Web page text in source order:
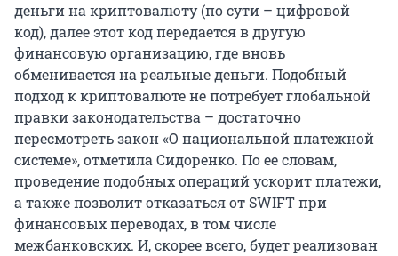
деньги на криптовалюту (по сути – цифровой
код), далее этот код передается в другую
финансовую организацию, где вновь
обменивается на реальные деньги. Подобный
подход к криптовалюте не потребует глобальной
правки законодательства – достаточно
пересмотреть закон «О национальной платежной
системе», отметила Сидоренко. По ее словам,
проведение подобных операций ускорит платежи,
а также позволит отказаться от SWIFT при
финансовых переводах, в том числе
межбанковских. И, скорее всего, будет реализован